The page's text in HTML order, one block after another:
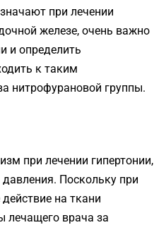
при лечении
железе, очень важно
и определить
к таким
нитрофурановой группы.
при лечении гипертонии,
Поскольку при
на ткани
лечащего врача за